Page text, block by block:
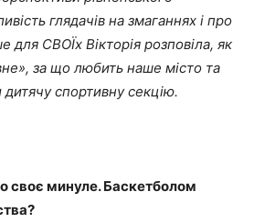
глядачів на змаганнях і про
для СВОЇх Вікторія розповіла, як
за що любить наше місто та
спортивну секцію.
своє минуле. Баскетболом